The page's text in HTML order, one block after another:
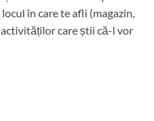
în care te afli (magazin,
activităților care știi că-l vor